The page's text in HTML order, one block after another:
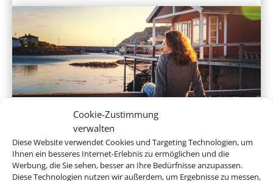
Cookie-Zustimmung
verwalten
Diese Website verwendet Cookies und Targeting Technologien, um
Ihnen ein besseres Internet-Erlebnis zu ermöglichen und die
Werbung, die Sie sehen, besser an Ihre Bedürfnisse anzupassen.
Diese Technologien nutzen wir außerdem, um Ergebnisse zu messen,
Ferienhaus